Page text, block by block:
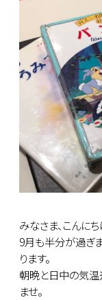
みなさま、こんに
9月も半分が過ぎ
ります。
朝晩と日中の気温
ませ。